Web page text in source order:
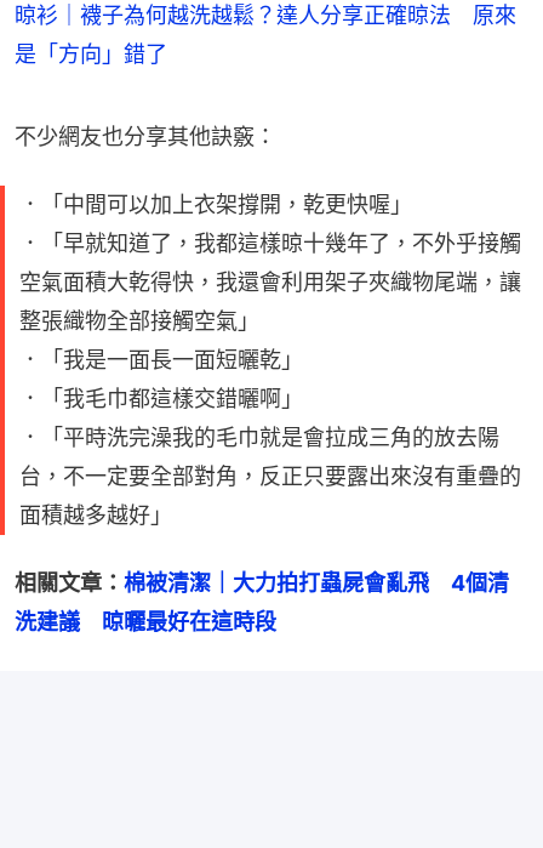
晾衫｜襪子為何越洗越鬆？達人分享正確晾法 原來
是「方向」錯了
不少網友也分享其他訣竅：
．「中間可以加上衣架撐開，乾更快喔」
．「早就知道了，我都這樣晾十幾年了，不外乎接觸
空氣面積大乾得快，我還會利用架子夾織物尾端，讓
整張織物全部接觸空氣」
．「我是一面長一面短曬乾」
．「我毛巾都這樣交錯曬啊」
．「平時洗完澡我的毛巾就是會拉成三角的放去陽
台，不一定要全部對角，反正只要露出來沒有重疊的
面積越多越好」
相關文章： 棉被清潔｜大力拍打蟲屍會亂飛　4個清
洗建議　晾曬最好在這時段